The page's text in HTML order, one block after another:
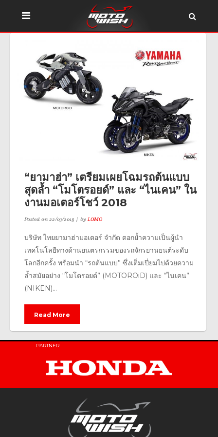
“ยามาฮ่า” เตรียมเผยโฉมรถต้นแบบ
สุดล้ำ “โมโตรอยด์” และ “ไนเคน” ใน
งานมอเตอร์โชว์ 2018
Posted on22/03/2018 byLOMO
บริษัท ไทยยามาฮ่ามอเตอร์ จำกัด ตอกย้ำความเป็นผู้นำ
เทคโนโลยีทางด้านยนตรกรรมของรถจักรยานยนต์ระดับ
โลกอีกครั้ง พร้อมนำ “รถต้นแบบ” ซึ่งเต็มเปี่ยมไปด้วยความ
ล้ำสมัยอย่าง “โมโตรอยด์” (MOTOROiD) และ “ไนเคน”
(NIKEN)...
Read More
PARTNER